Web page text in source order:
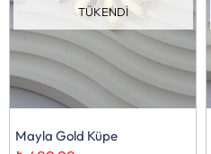
TÜKENDI
Mayla Gold Küpe